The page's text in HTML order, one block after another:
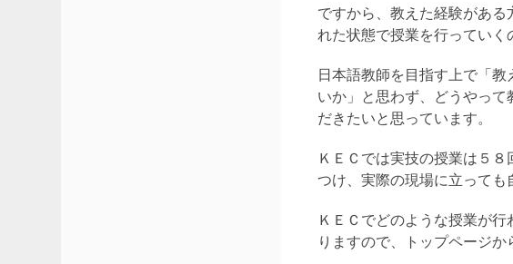
ですから、教えた経験があ
れた状態で授業を行っていく
日本語教師を目指す上で「
いか」と思わず、どうやっ
だきたいと思っています。
ＫＥＣでは実技の授業は５
つけ、実際の現場に立っても
ＫＥＣでどのような授業が
りますので、トップページか